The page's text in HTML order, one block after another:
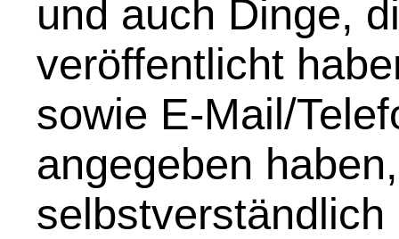
und auch Dinge,
veröffentlicht
sowie E-Mail/
angegeben